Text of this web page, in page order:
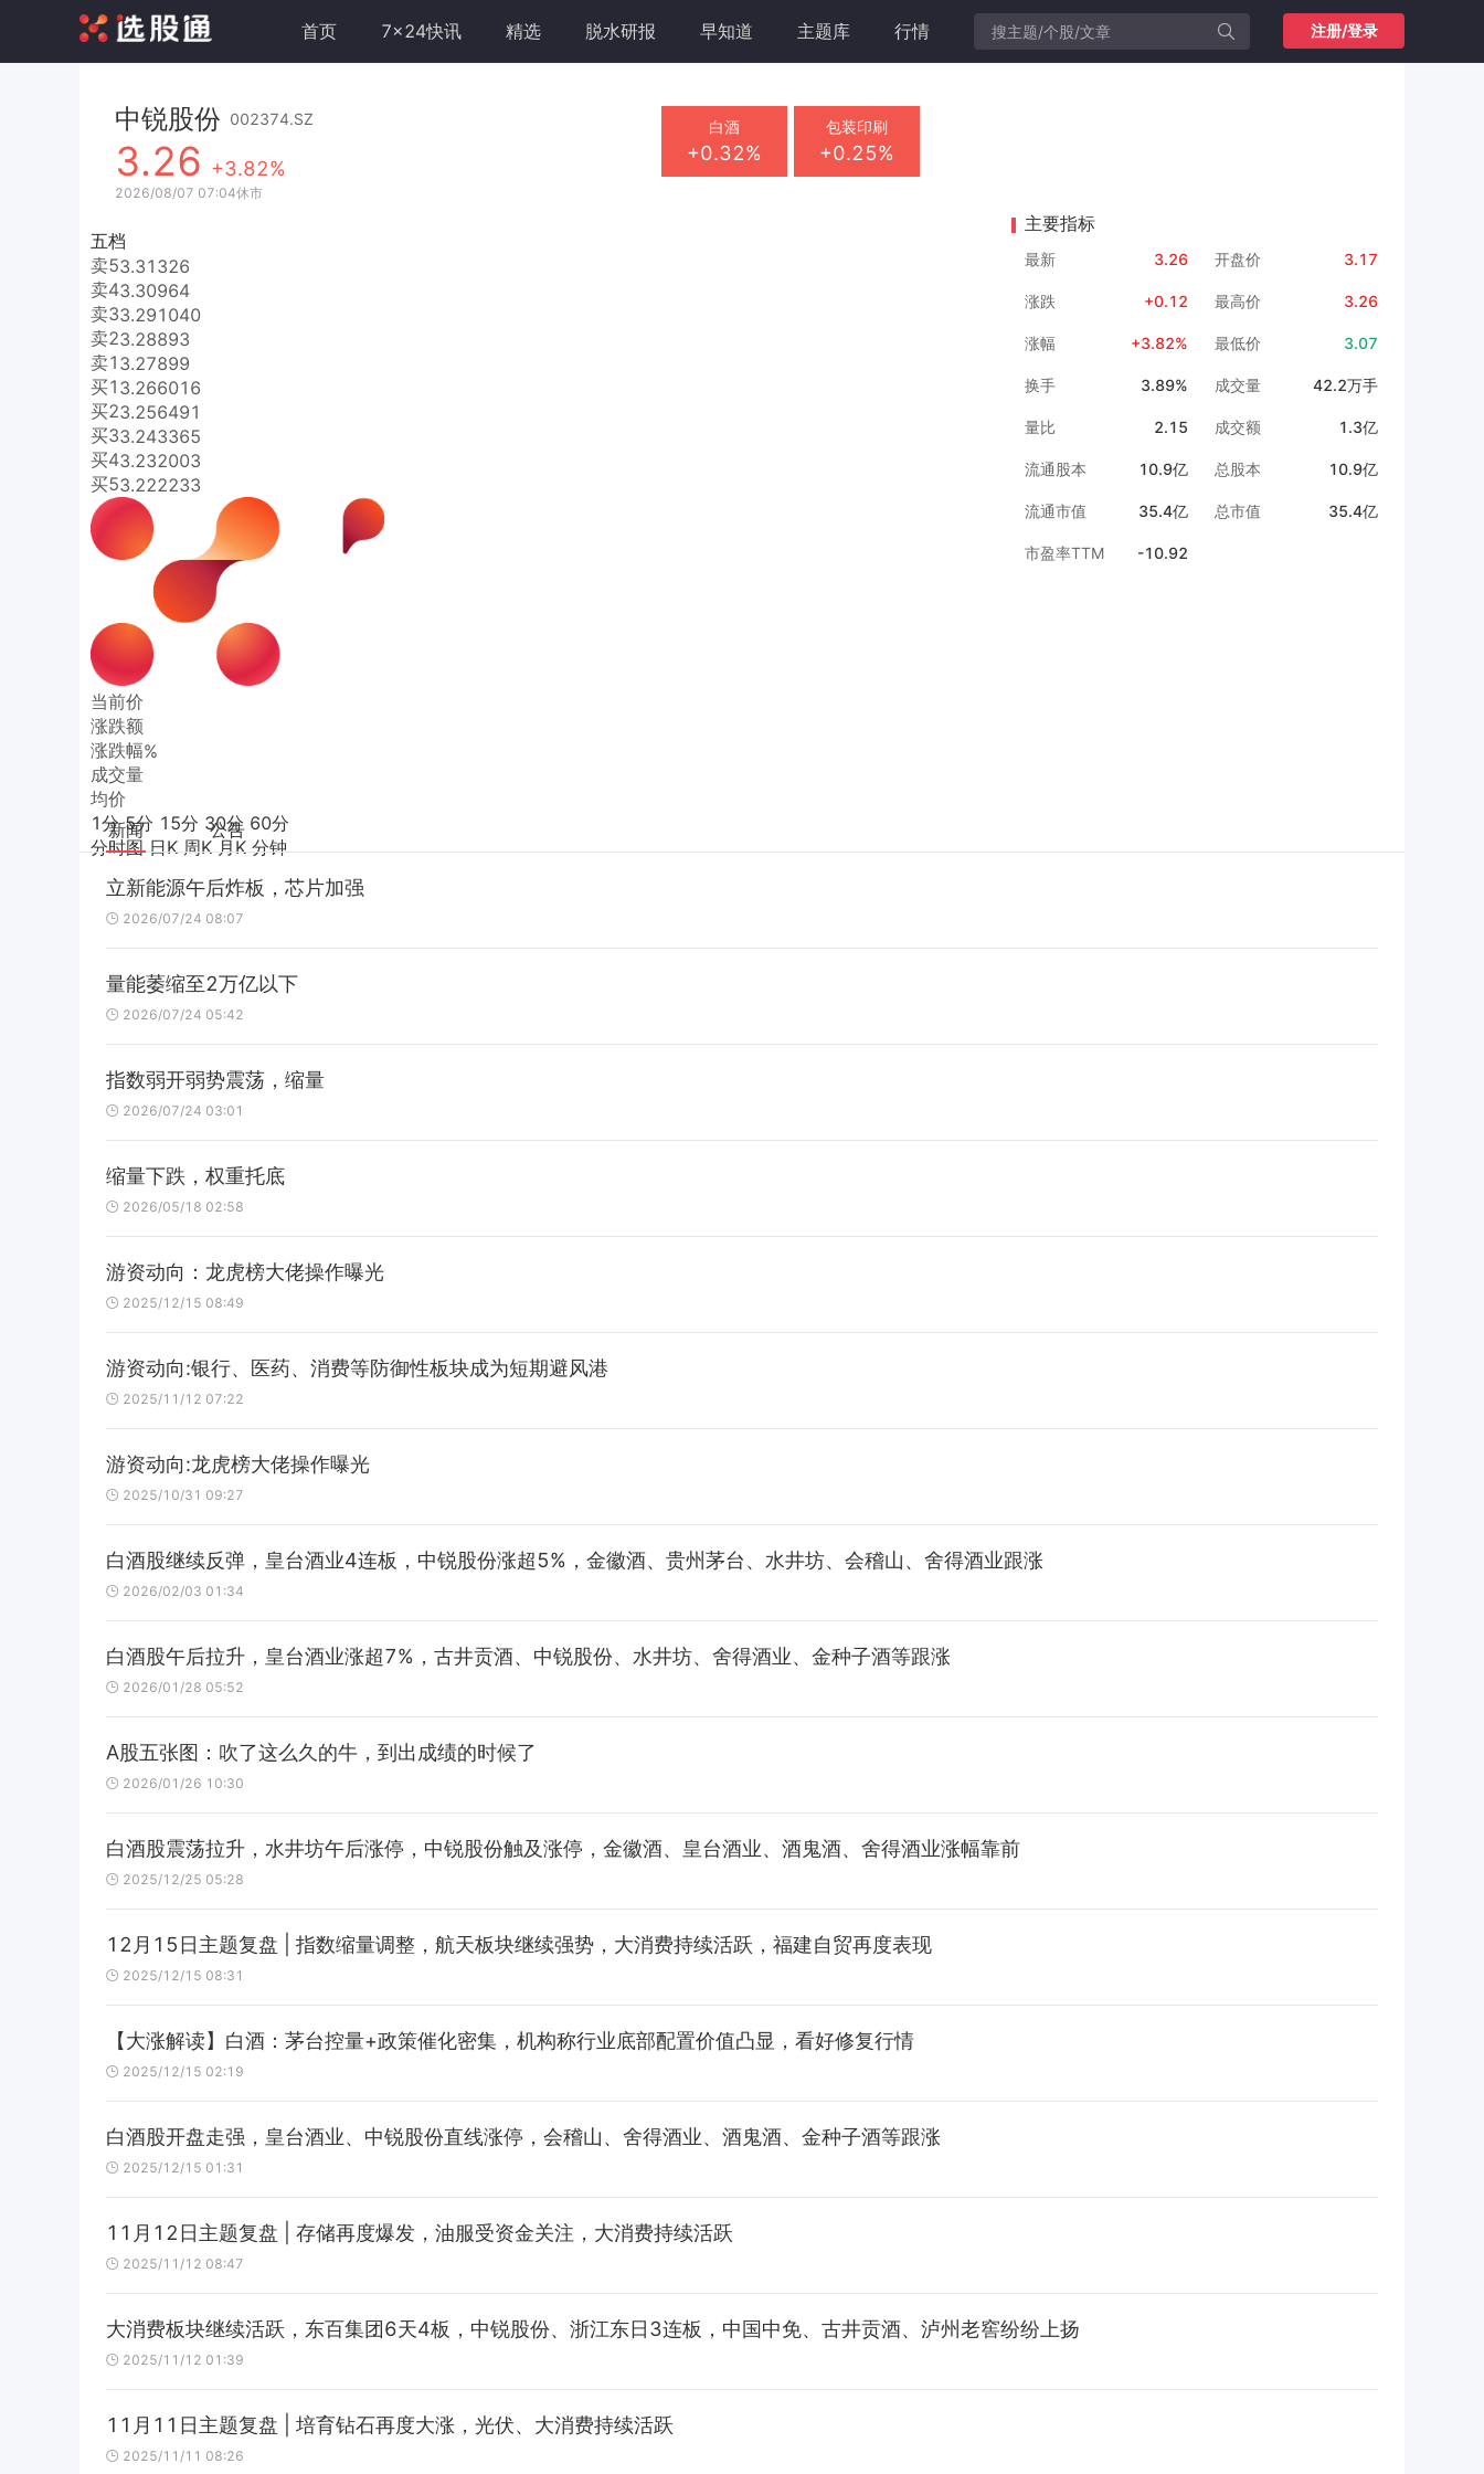
首页 7x24快讯 精选 脱水研报 早知道 主题库 行情 注册/登录
中锐股份 002374.SZ
3.26 +3.82%
2026/08/07 07:04休市
白酒
+0.32%
包装印刷
+0.25%
五档
卖53.31 326
卖43.30964
卖33.291040
卖23.28893
卖1 3.27899
买1 3.266016
买23.256491
买33.243365
买43.232003
买53.222233
当前价
涨跌额
涨跌幅%
成交量
均价
1分 5分 15分 30分 60分
分时图 日K 周K 月K 分钟
主要指标
最新 3.26 开盘价 3.17
涨跌 +0.12 最高价 3.26
涨幅 +3.82% 最低价 3.07
换手 3.89% 成交量 42.2万手
量比 2.15 成交额 1.3亿
流通股本 10.9亿 总股本 10.9亿
流通市值 35.4亿 总市值 35.4亿
市盈率TTM -10.92
新闻 公告
立新能源午后炸板，芯片加强
2026/07/24 08:07
量能萎缩至2万亿以下
2026/07/24 05:42
指数弱开弱势震荡，缩量
2026/07/24 03:01
缩量下跌，权重托底
2026/05/18 02:58
游资动向：龙虎榜大佬操作曝光
2025/12/15 08:49
游资动向:银行、医药、消费等防御性板块成为短期避风港
2025/11/12 07:22
游资动向:龙虎榜大佬操作曝光
2025/10/31 09:27
白酒股继续反弹，皇台酒业4连板，中锐股份涨超5%，金徽酒、贵州茅台、水井坊、会稽山、舍得酒业跟涨
2026/02/03 01:34
白酒股午后拉升，皇台酒业涨超7%，古井贡酒、中锐股份、水井坊、舍得酒业、金种子酒等跟涨
2026/01/28 05:52
A股五张图：吹了这么久的牛，到出成绩的时候了
2026/01/26 10:30
白酒股震荡拉升，水井坊午后涨停，中锐股份触及涨停，金徽酒、皇台酒业、酒鬼酒、舍得酒业涨幅靠前
2025/12/25 05:28
12月15日主题复盘 | 指数缩量调整，航天板块继续强势，大消费持续活跃，福建自贸再度表现
2025/12/15 08:31
【大涨解读】白酒：茅台控量+政策催化密集，机构称行业底部配置价值凸显，看好修复行情
2025/12/15 02:19
白酒股开盘走强，皇台酒业、中锐股份直线涨停，会稽山、舍得酒业、酒鬼酒、金种子酒等跟涨
2025/12/15 01:31
11月12日主题复盘 | 存储再度爆发，油服受资金关注，大消费持续活跃
2025/11/12 08:47
大消费板块继续活跃，东百集团6天4板，中锐股份、浙江东日3连板，中国中免、古井贡酒、泸州老窖纷纷上扬
2025/11/12 01:39
11月11日主题复盘 | 培育钻石再度大涨，光伏、大消费持续活跃
2025/11/11 08:26